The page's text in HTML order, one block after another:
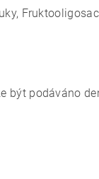
být podáváno